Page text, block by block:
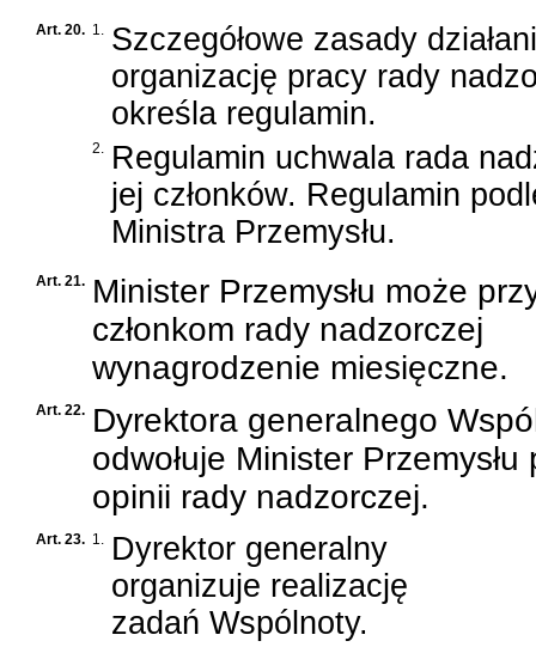
Art. 20. 1. Szczegółowe zasady
organizację pracy rady
określa regulamin.
2. Regulamin uchwala rada
jej członków. Regulamin
Ministra Przemysłu.
Art. 21. Minister Przemysłu może
członkom rady nadzorczej
wynagrodzenie miesięczne.
Art. 22. Dyrektora generalnego
odwołuje Minister
opinii rady nadzorczej.
Art. 23. 1. Dyrektor generalny
organizuje realizację
zadań Wspólnoty.